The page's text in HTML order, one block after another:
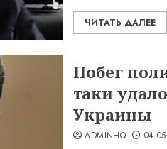
ЧИТАТЬ ДАЛЕЕ
Побег
таки
Украины
ADMINHQ